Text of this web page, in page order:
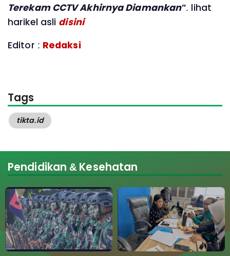
Terekam CCTV Akhirnya Diamankan". lihat
harikel asli disini
Editor : Redaksi
Tags
tikta.id
Pendidikan & Kesehatan